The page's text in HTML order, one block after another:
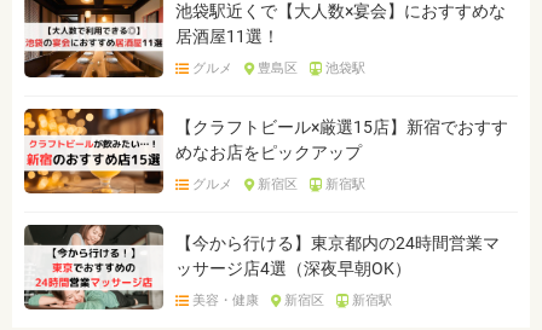
池袋駅近くで【大人数×宴会】におすすめな
居酒屋11選！
グルメ 豊島区 池袋駅
【クラフトビール×厳選15店】新宿でおすす
めなお店をピックアップ
グルメ 新宿区 新宿駅
【今から行ける】東京都内の24時間営業マ
ッサージ店4選（深夜早朝OK）
美容・健康 新宿区 新宿駅